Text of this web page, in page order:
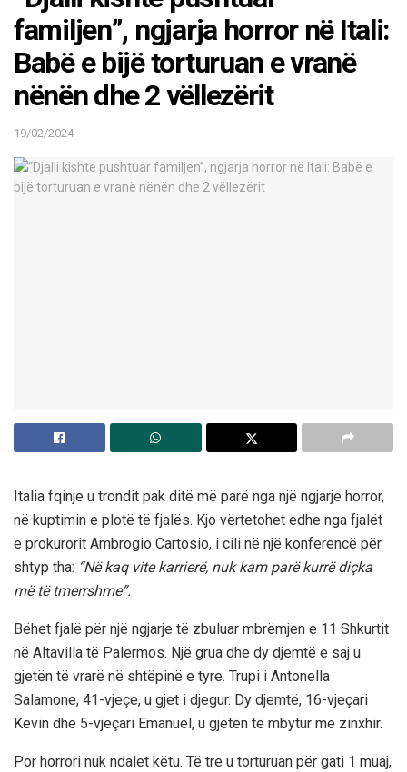
familjen”, ngjarja horror në Itali:
Babë e bijë torturuan e vranë
nënën dhe 2 vëllezërit
19/02/2024
Italia fqinje u trondit pak ditë më parë nga një ngjarje horror,
në kuptimin e plotë të fjalës. Kjo vërtetohet edhe nga fjalët
e prokurorit Ambrogio Cartosio, i cili në një konferencë për
shtyp tha: “Në kaq vite karrierë, nuk kam parë kurrë diçka
më të tmerrshme”.
Bëhet fjalë për një ngjarje të zbuluar mbrëmjen e 11 Shkurtit
në Altavilla të Palermos. Një grua dhe dy djemtë e saj u
gjetën të vrarë në shtëpinë e tyre. Trupi i Antonella
Salamone, 41-vjeçe, u gjet i djegur. Dy djemtë, 16-vjeçari
Kevin dhe 5-vjeçari Emanuel, u gjetën të mbytur me zinxhir.
Por horrori nuk ndalet këtu. Të tre u torturuan për gati 1 muaj,